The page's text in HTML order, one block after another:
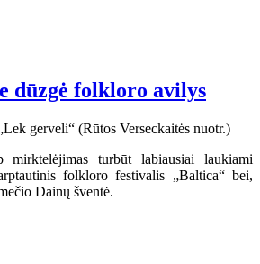
dūzgė folkloro avilys
turbūt labiausiai laukiami
folkloro festivalis „Baltica“ bei,
Dainų šventė.